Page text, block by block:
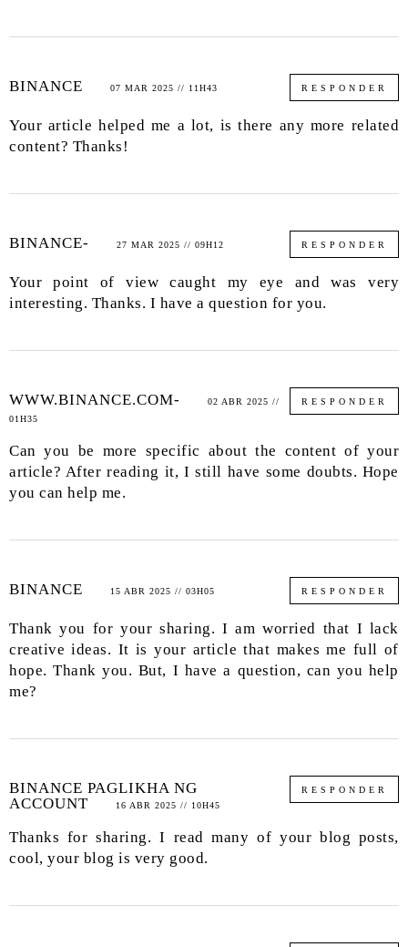
BINANCE 07 MAR 2025 // 11H43 RESPONDER
Your article helped me a lot, is there any more related
content? Thanks!
BINANCE- 27 MAR 2025 // 09H12 RESPONDER
Your point of view caught my eye and was very
interesting. Thanks. I have a question for you.
WWW.BINANCE.COM-
02 ABR 2025 //
01H35
RESPONDER
Can you be more specific about the content of your
article? After reading it, I still have some doubts. Hope
you can help me.
BINANCE 15 ABR 2025 // 03H05 RESPONDER
Thank you for your sharing. I am worried that I lack
creative ideas. It is your article that makes me full of
hope. Thank you. But, I have a question, can you help
me?
BINANCE PAGLIKHA NG
ACCOUNT
16 ABR 2025 // 10H45
RESPONDER
Thanks for sharing. I read many of your blog posts,
cool, your blog is very good.